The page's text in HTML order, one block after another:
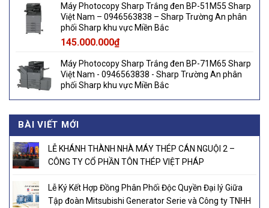
Máy Photocopy Sharp Trắng đen BP-51M55 Sharp
Việt Nam – 0946563838 – Sharp Trường An phân
phối Sharp khu vực Miền Bắc
145.000.000₫
Máy Photocopy Sharp Trắng đen BP-71M65 Sharp
Việt Nam - 0946563838 - Sharp Trường An phân
phối Sharp khu vực Miền Bắc
BÀI VIẾT MỚI
LỄ KHÁNH THÀNH NHÀ MÁY THÉP CÁN NGUỘI 2 –
CÔNG TY CỔ PHẦN TÔN THÉP VIỆT PHÁP
Lễ Ký Kết Hợp Đồng Phân Phối Độc Quyền Đại lý Giữa
Tập đoàn Mitsubishi Generator Serie và Công ty TNHH